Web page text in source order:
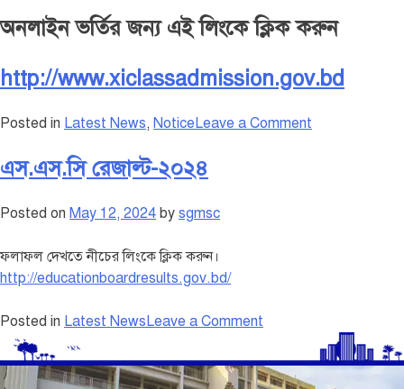
অনলাইন ভর্তির জন্য এই লিংকে ক্লিক করুন
http://www.xiclassadmission.gov.bd
Posted in Latest News, NoticeLeave a Comment
এস.এস.সি রেজাল্ট-২০২৪
Posted on May 12, 2024 by sgmsc
ফলাফল দেখতে নীচের লিংকে ক্লিক করুন।
http://educationboardresults.gov.bd/
Posted in Latest NewsLeave a Comment